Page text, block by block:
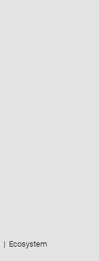
| Ecosystem